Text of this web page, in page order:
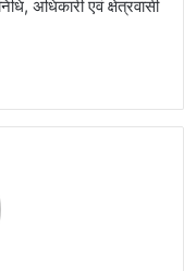
अधिकारी एवं क्षेत्रवासी